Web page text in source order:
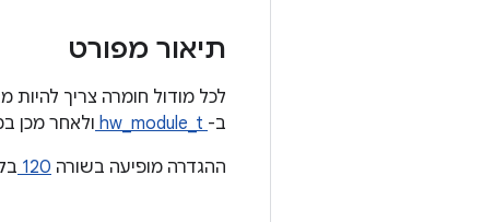
תיאור מפורט
ב-
ולאחר מכן
ההגדרה מופיעה בשורה 120